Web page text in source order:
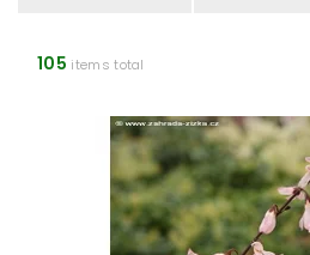
105 items total